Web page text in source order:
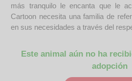
más tranquilo le encanta que le
Cartoon necesita una familia de
en sus necesidades a través del
Este animal aún no ha
adopción